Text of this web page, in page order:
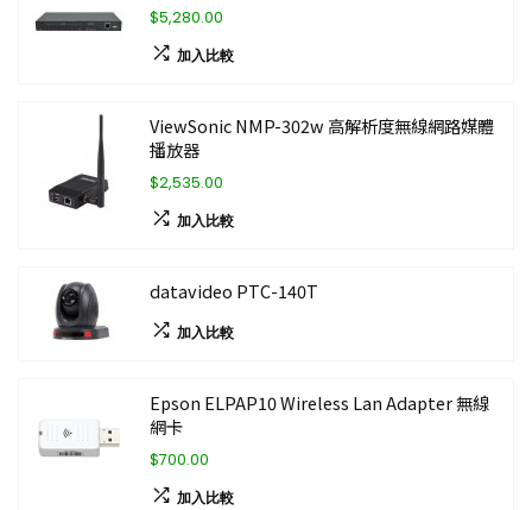
$5,280.00
加入比較
ViewSonic NMP-302w 高解析度無線網路媒體
播放器
$2,535.00
加入比較
datavideo PTC-140T
加入比較
Epson ELPAP10 Wireless Lan Adapter 無線
網卡
$700.00
加入比較